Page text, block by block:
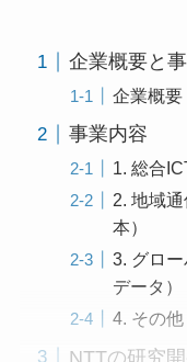
企業概要と
企業概要
事業内容
1. 総合
2. 地域
本）
3. グロ
データ）
4. その他
NTTの研究